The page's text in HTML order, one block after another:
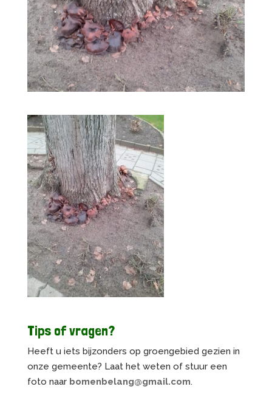
Tips of vragen?
Heeft u iets bijzonders op groengebied gezien in
onze gemeente? Laat het weten of stuur een
foto naar bomenbelang@gmail.com.